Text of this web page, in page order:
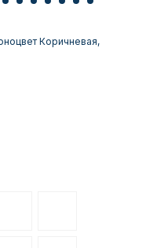
Коричневая,